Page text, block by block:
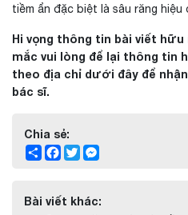
tiềm ẩn đặc biệt là sâu răng hiệu
Hi vọng thông tin bài viết
mắc vui lòng để lại thông tin
theo địa chỉ dưới đây để
bác sĩ.
Chia sẻ:
ShareFacebook
Twitter
Bài viết khác: